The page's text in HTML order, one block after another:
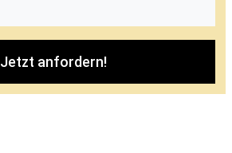
Jetzt anfordern!